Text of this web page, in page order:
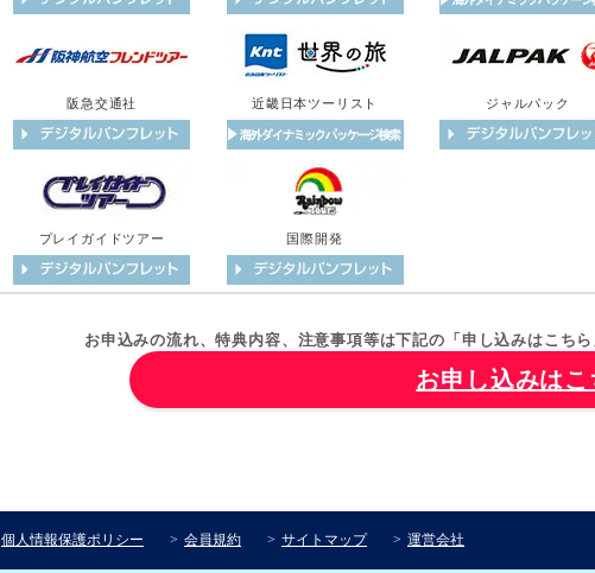
阪急交通社 近畿日本ツーリスト ジャルパック
プレイガイドツアー 国際開発
お申込みの流れ、特典内容、注意事項等は下記の「申し込みはこち
お申し込みはこ
個人情報保護ポリシー 会員規約 サイトマップ 運営会社